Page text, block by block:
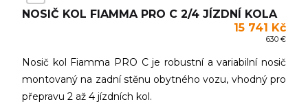
NOSIČ KOL FIAMMA PRO C 2/4 JÍZDNÍ KOLA
15 741 Kč
630 €
Nosič kol Fiamma PRO C je robustní a variabilní nosič
montovaný na zadní stěnu obytného vozu, vhodný pro
přepravu 2 až 4 jízdních kol.